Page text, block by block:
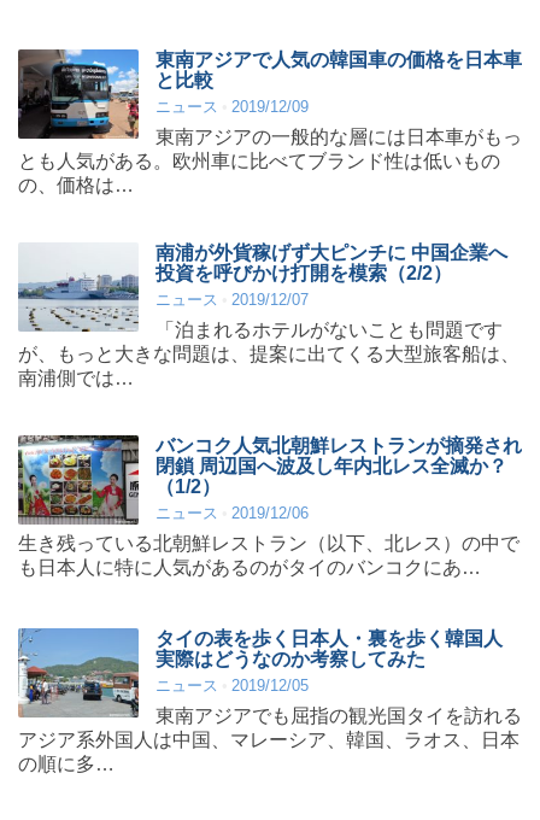
東南アジアで人気の韓国車の価格を日本車
と比較
ニュース 2019/12/09
東南アジアの一般的な層には日本車がもっ
とも人気がある。欧州車に比べてブランド性は低いもの
の、価格は…
南浦が外貨稼げず大ピンチに 中国企業へ
投資を呼びかけ打開を模索（2/2）
ニュース 2019/12/07
「泊まれるホテルがないことも問題です
が、もっと大きな問題は、提案に出てくる大型旅客船は、
南浦側では…
バンコク人気北朝鮮レストランが摘発され
閉鎖 周辺国へ波及し年内北レス全滅か？
（1/2）
ニュース 2019/12/06
生き残っている北朝鮮レストラン（以下、北レス）の中で
も日本人に特に人気があるのがタイのバンコクにあ…
タイの表を歩く日本人・裏を歩く韓国人
実際はどうなのか考察してみた
ニュース 2019/12/05
東南アジアでも屈指の観光国タイを訪れる
アジア系外国人は中国、マレーシア、韓国、ラオス、日本
の順に多…